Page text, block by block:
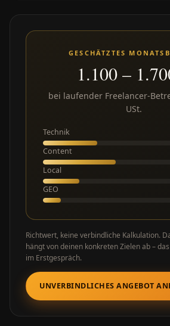
GESCHÄTZTES
1.100 –
bei laufender Freelancer-
USt.
Technik
Content
Local
GEO
Richtwert, keine verbindliche Kalkulation.
hängt von deinen konkreten Zielen ab –
im Erstgespräch.
UNVERBINDLICHES ANGEBOT